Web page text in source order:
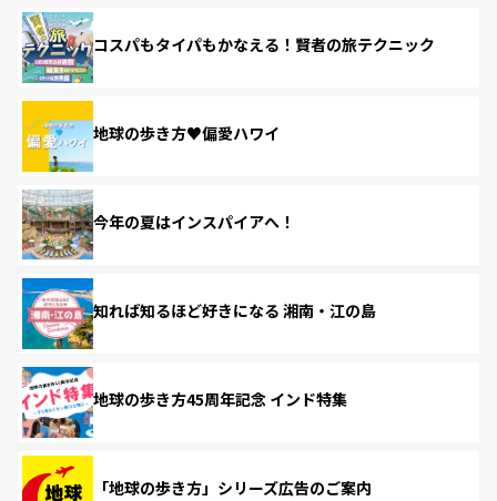
コスパもタイパもかなえる！賢者の旅テクニック
地球の歩き方♥偏愛ハワイ
今年の夏はインスパイアへ！
知れば知るほど好きになる 湘南・江の島
地球の歩き方45周年記念 インド特集
「地球の歩き方」シリーズ広告のご案内